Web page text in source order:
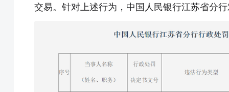
交易。针对上述行为，中国人民银行江苏省分